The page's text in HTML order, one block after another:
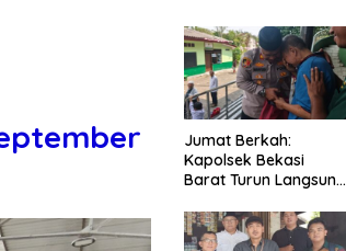
Jumat Berkah:
Kapolsek Bekasi
Barat Turun Langsung
dan Lansia